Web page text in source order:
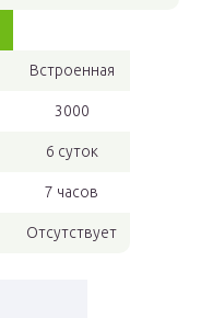
Встроенная
3000
6 суток
7 часов
Отсутствует